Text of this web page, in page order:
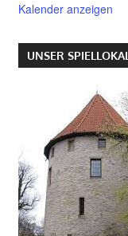
Kalender anzeigen
UNSER SPIELLOKAL